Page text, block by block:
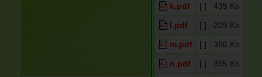
k.pdf [ ] 435 Kb
l.pdf [ ] 209 Kb
m.pdf [ ] 386 Kb
n.pdf [ ] 395 Kb